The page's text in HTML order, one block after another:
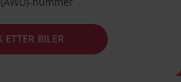
ETTER BILER